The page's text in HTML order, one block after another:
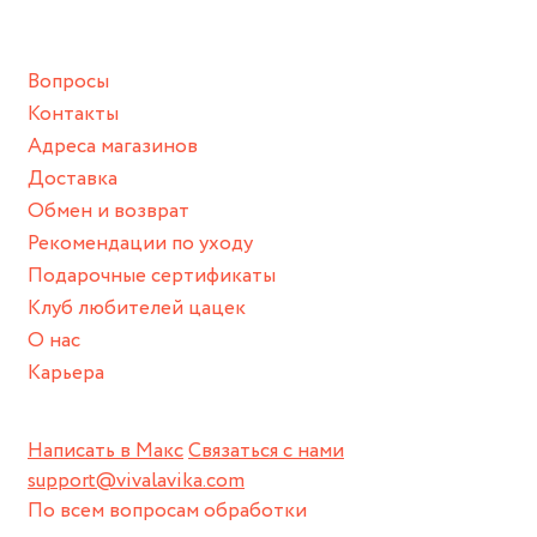
спортивный инвентарь).
Храните изделие в сухом месте.
Для надежного хранения мы доставляем все изделия в
нашей фирменной коробке или упаковке бренда.
Пожалуйста, используйте эту упаковку для хранения,
пока не носите украшение на себе.
Написать в МаксСвязаться с нами
support@vivalavika.com
По всем вопросам обработки
Вопросы
Контакты
Адреса магазинов
Доставка
Обмен и возврат
Рекомендации по уходу
Подарочные сертификаты
Клуб любителей цацек
О нас
Карьера